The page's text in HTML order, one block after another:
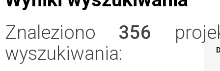
Znaleziono 356
wyszukiwania: